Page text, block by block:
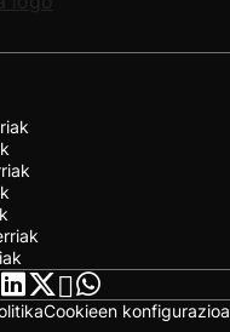
Cookieen konfigurazioa